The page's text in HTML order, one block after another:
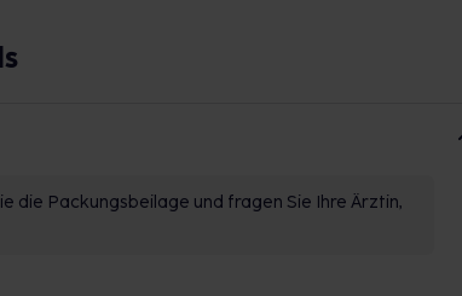
die Packungsbeilage und fragen Sie Ihre Ärztin,